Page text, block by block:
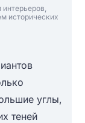
исторических
углы,
теней